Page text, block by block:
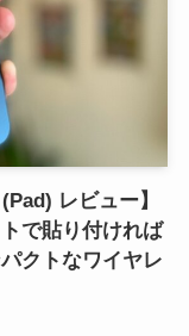
レビュー】
で貼り付ければ
クトなワイヤレ